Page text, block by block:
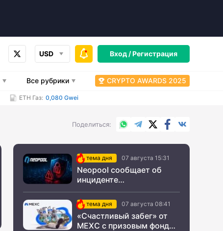
USD Вход /Регистрация
Все рубрики CRYPTO AWARDS 2025
ETH Газ: 0,080 Gwei
Поделиться WhatsApp
TelegramX.comFacebook
тема дня 07 августа 15:31
Neopool сообщает об
инциденте
безопасности
тема дня 07 августа 08:41
«Счастливый забег» от
MEXC с призовым фондом